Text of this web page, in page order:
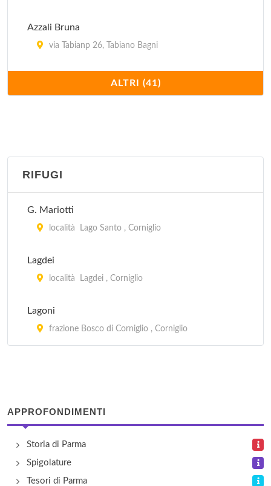
Azzali Bruna
via Tabianp 26, Tabiano Bagni
via Traversetolo 99, Parma
Casa Guareschi
Case Granelli
Centro Storico
Costanza
via Madonnina Gigli 13, Parma
ALTRI (41)
RIFUGI
G. Mariotti
località Lago Santo , Corniglio
Lagdei
località Lagdei , Corniglio
Lagoni
frazione Bosco di Corniglio , Corniglio
APPROFONDIMENTI
Storia di Parma
Spigolature
Tesori di Parma